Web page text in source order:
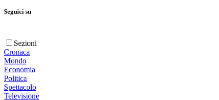
Seguici su
Sezioni
Cronaca
Mondo
Economia
Politica
Spettacolo
Televisione